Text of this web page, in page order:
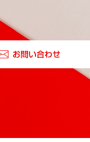
お問い合わせ